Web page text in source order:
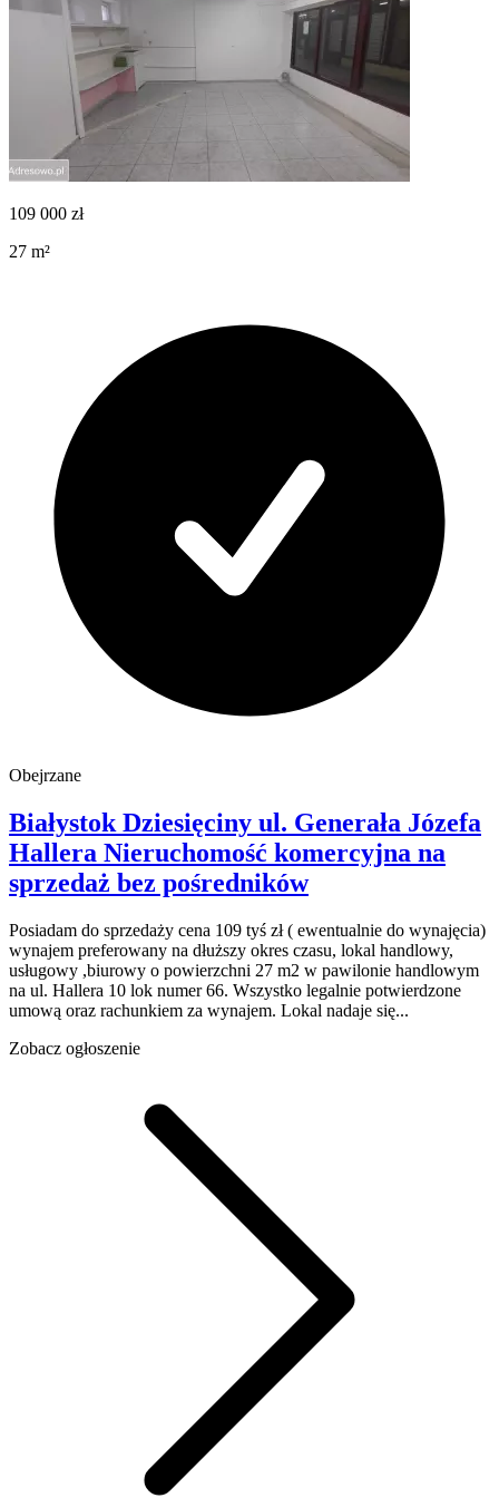
109 000 zł
27 m²
Obejrzane
Białystok Dziesięciny ul. Generała Józefa
Hallera Nieruchomość komercyjna na
sprzedaż bez pośredników
Posiadam do sprzedaży cena 109 tyś zł ( ewentualnie do wynajęcia)
wynajem preferowany na dłuższy okres czasu, lokal handlowy,
usługowy ,biurowy o powierzchni 27 m2 w pawilonie handlowym
na ul. Hallera 10 lok numer 66. Wszystko legalnie potwierdzone
umową oraz rachunkiem za wynajem. Lokal nadaje się...
Zobacz ogłoszenie